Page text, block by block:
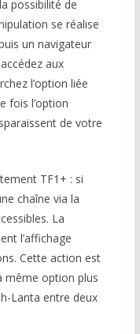
possibilité de
se réalise
un navigateur
aux
l’option liée
fois l’option
de votre
TF1+ : si
chaîne via la
La
l’affichage
Cette action est
même option plus
Lanta entre deux